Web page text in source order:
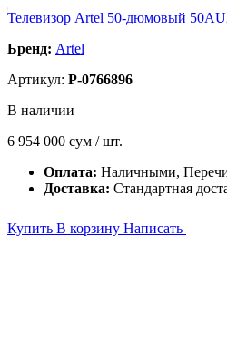
Телевизор Artel 50-дюмовый
Бренд: Artel
Артикул: P-0766896
В наличии
6 954 000 сум / шт.
Оплата: Наличными,
Доставка: Стандартная
Купить В корзину Написать